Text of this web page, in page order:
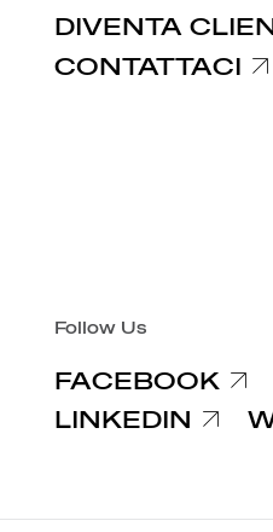
DIVENTA
CONTATTACI
Follow Us
FACEBOOK
LINKEDIN